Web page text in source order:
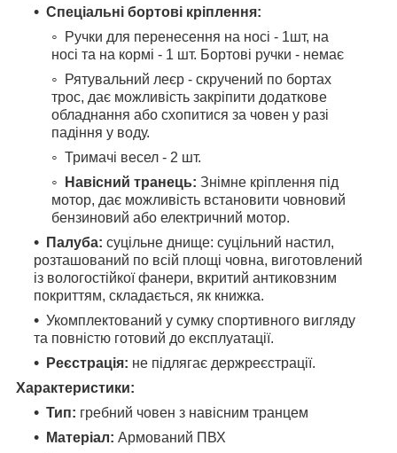
Спеціальні бортові кріплення:
Ручки для перенесення на носі - 1шт, на
носі та на кормі - 1 шт. Бортові ручки - немає
Рятувальний леєр - скручений по бортах
трос, дає можливість закріпити додаткове
обладнання або схопитися за човен у разі
падіння у воду.
Тримачі весел - 2 шт.
Навісний транець: Знімне кріплення під
мотор, дає можливість встановити човновий
бензиновий або електричний мотор.
Палуба: суцільне днище: суцільний настил,
розташований по всій площі човна, виготовлений
із вологостійкої фанери, вкритий антиковзним
покриттям, складається, як книжка.
Укомплектований у сумку спортивного вигляду
та повністю готовий до експлуатації.
Реєстрація: не підлягає держреєстрації.
Характеристики:
Тип: гребний човен з навісним транцем
Матеріал: Армований ПВХ